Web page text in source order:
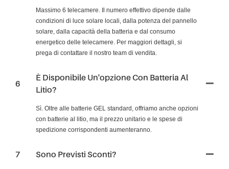
Massimo 6 telecamere. Il numero effettivo dipende dalle
condizioni di luce solare locali, dalla potenza del pannello
solare, dalla capacità della batteria e dal consumo
energetico delle telecamere. Per maggiori dettagli, si
prega di contattare il nostro team di vendita.
6
È Disponibile Un'opzione Con Batteria Al
Litio?
Sì. Oltre alle batterie GEL standard, offriamo anche opzioni
con batterie al litio, ma il prezzo unitario e le spese di
spedizione corrispondenti aumenteranno.
7 Sono Previsti Sconti?